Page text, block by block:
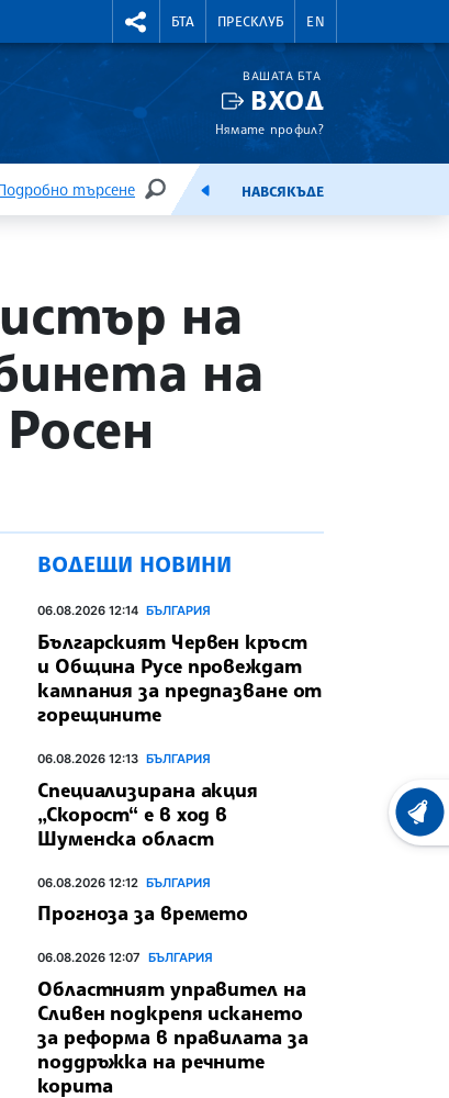
RIGHTMENU.SOCIAL
БТА ПРЕСКЛУБ EN
ВАШАТА БТА
ВХОД
Нямате профил?
търсене
ТЪРСЕНЕЕМИСИЯНАВСЯКЪДЕ
на
на
ВОДЕЩИ НОВИНИ
06.08.2026 12:14 БЪЛГАРИЯ
Българският Червен кръст
и Община Русе провеждат
кампания за предпазване от
горещините
06.08.2026 12:13 БЪЛГАРИЯ
Специализирана акция
„Скорост“ е в ход в
Шуменска област
06.08.2026 12:12 БЪЛГАРИЯ
Прогноза за времето
06.08.2026 12:07 БЪЛГАРИЯ
Областният управител на
Сливен подкрепя искането
за реформа в правилата за
поддръжка на речните
корита